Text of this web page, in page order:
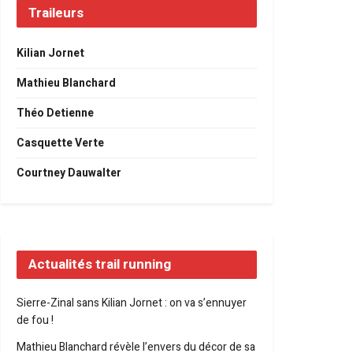
Traileurs
Kilian Jornet
Mathieu Blanchard
Théo Detienne
Casquette Verte
Courtney Dauwalter
Actualités trail running
Sierre-Zinal sans Kilian Jornet : on va s’ennuyer
de fou !
Mathieu Blanchard révèle l’envers du décor de sa